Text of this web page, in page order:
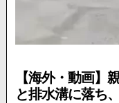
【海外・動画】
と排水溝に落ち